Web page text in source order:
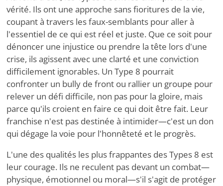
vérité. Ils ont une approche sans fioritures de la vie,
coupant à travers les faux-semblants pour aller à
l'essentiel de ce qui est réel et juste. Que ce soit pour
dénoncer une injustice ou prendre la tête lors d'une
crise, ils agissent avec une clarté et une conviction
difficilement ignorables. Un Type 8 pourrait
confronter un bully de front ou rallier un groupe pour
relever un défi difficile, non pas pour la gloire, mais
parce qu'ils croient en faire ce qui doit être fait. Leur
franchise n'est pas destinée à intimider—c'est un don
qui dégage la voie pour l'honnêteté et le progrès.
L'une des qualités les plus frappantes des Types 8 est
leur courage. Ils ne reculent pas devant un combat—
physique, émotionnel ou moral—s'il s'agit de protéger